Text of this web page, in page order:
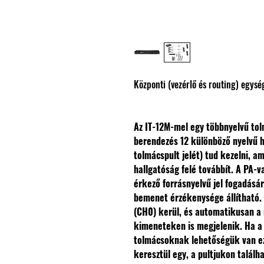
Központi (vezérlő és routing)
Az IT-12M-mel egy többnyelvű
berendezés 12 különböző nyelvű
tolmácspult jelét) tud kezelni,
hallgatóság felé továbbít. A PA-
érkező forrásnyelvű jel
bemenet érzékenysége
(CH0) kerül, és automatikusan
kimeneteken is megjelenik. Ha
tolmácsoknak lehetőségük van
keresztül egy, a pultjukon